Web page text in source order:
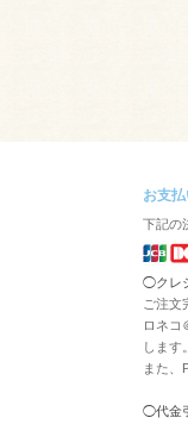
お支
下記の
◯クレ
ご注文
ロネコ
します。
また、
◯代金